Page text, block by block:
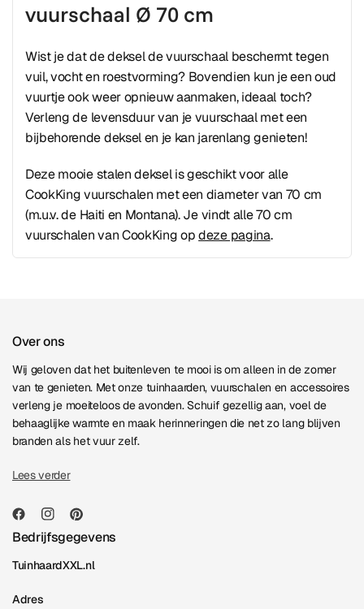
vuurschaal Ø 70 cm
Wist je dat de deksel de vuurschaal beschermt tegen
vuil, vocht en roestvorming? Bovendien kun je een oud
vuurtje ook weer opnieuw aanmaken, ideaal toch?
Verleng de levensduur van je vuurschaal met een
bijbehorende deksel en je kan jarenlang genieten!
Deze mooie stalen deksel is geschikt voor alle
CookKing vuurschalen met een diameter van 70 cm
(m.u.v. de Haiti en Montana). Je vindt alle 70 cm
vuurschalen van CookKing opdeze pagina.
Over ons
Wij geloven dat het buitenleven te mooi is om alleen in de zomer
van te genieten. Met onze tuinhaarden, vuurschalen en accessoires
verleng je moeiteloos de avonden. Schuif gezellig aan, voel de
behaaglijke warmte en maak herinneringen die net zo lang blijven
branden als het vuur zelf.
Lees verder
Bedrijfsgegevens
TuinhaardXXL.nl
Adres